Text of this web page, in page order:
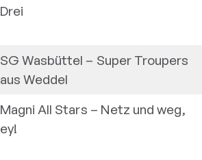
Drei
SG Wasbüttel – Super Troupers
aus Weddel
Magni All Stars – Netz und weg,
ey!